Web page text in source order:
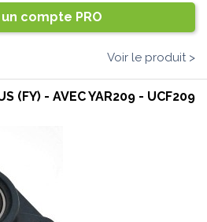
compte PRO
Voir le produit >
(FY) - AVEC YAR209 - UCF209